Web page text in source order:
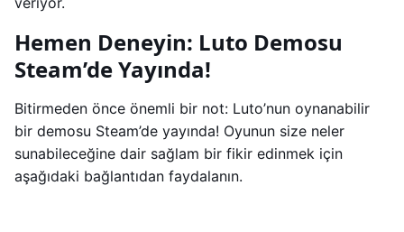
Hemen Deneyin: Luto Demosu
Steam’de Yayında!
Bitirmeden önce önemli bir not: Luto’nun oynanabilir
bir demosu Steam’de yayında! Oyunun size neler
sunabileceğine dair sağlam bir fikir edinmek için
aşağıdaki bağlantıdan faydalanın.